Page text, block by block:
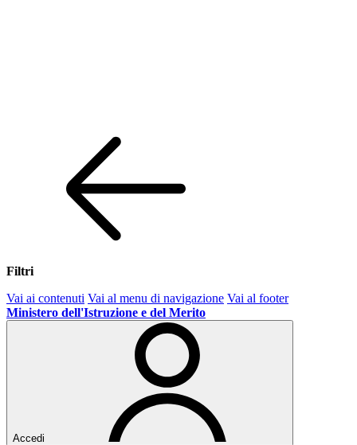
Filtri
Vai ai contenuti Vai al menu di navigazione Vai al footer
Ministero dell'Istruzione e del Merito
Accedi